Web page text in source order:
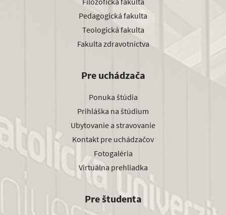
Pedagogická fakulta
Teologická fakulta
Fakulta zdravotníctva
Pre uchádzača
Ponuka štúdia
Prihláška na štúdium
Ubytovanie a stravovanie
Kontakt pre uchádzačov
Fotogaléria
Virtuálna prehliadka
Pre študenta